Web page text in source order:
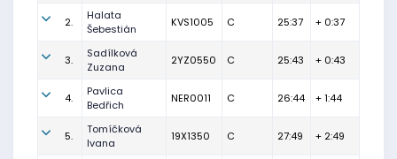
2.
Halata
Šebestián
KVS1005 C 25:37 + 0:37
3.
Sadílková
Zuzana
2YZ0550 C 25:43 + 0:43
4.
Pavlica
Bedřich
NER0011 C 26:44 + 1:44
5.
Tomíčková
Ivana
19X1350 C 27:49 + 2:49